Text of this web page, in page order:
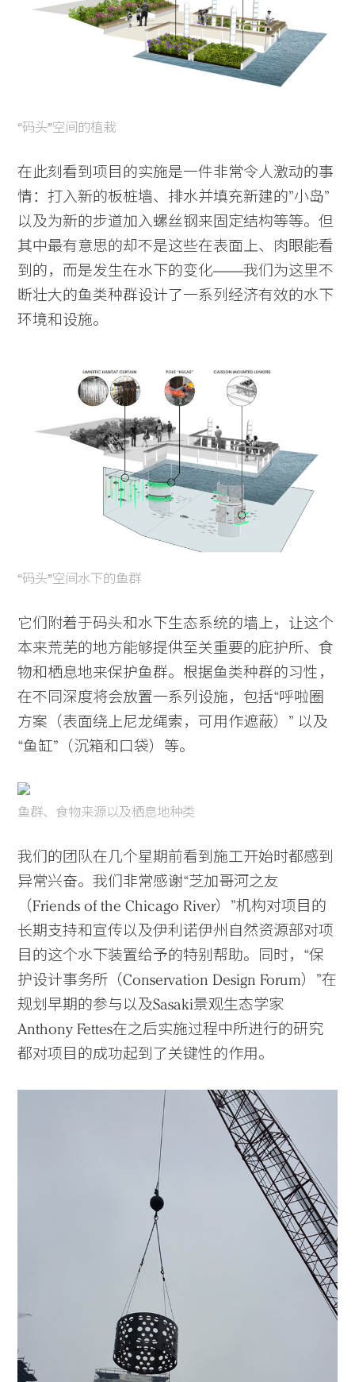
“码头”空间的植栽
在此刻看到项目的实施是一件非常令人激动的事
情：打入新的板桩墙、排水并填充新建的”小岛”
以及为新的步道加入螺丝钢来固定结构等等。但
其中最有意思的却不是这些在表面上、肉眼能看
到的，而是发生在水下的变化——我们为这里不
断壮大的鱼类种群设计了一系列经济有效的水下
环境和设施。
“码头”空间水下的鱼群
它们附着于码头和水下生态系统的墙上，让这个
本来荒芜的地方能够提供至关重要的庇护所、食
物和栖息地来保护鱼群。根据鱼类种群的习性，
在不同深度将会放置一系列设施，包括“呼啦圈
方案（表面绕上尼龙绳索，可用作遮蔽）” 以及
“鱼缸”（沉箱和口袋）等。
鱼群、食物来源以及栖息地种类
我们的团队在几个星期前看到施工开始时都感到
异常兴奋。我们非常感谢“芝加哥河之友
（Friends of the Chicago River）”机构对项目的
长期支持和宣传以及伊利诺伊州自然资源部对项
目的这个水下装置给予的特别帮助。同时，“保
护设计事务所（Conservation Design Forum）”在
规划早期的参与以及Sasaki景观生态学家
Anthony Fettes在之后实施过程中所进行的研究
都对项目的成功起到了关键性的作用。
Search Sasaki